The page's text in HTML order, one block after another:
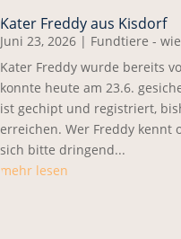
Kater Freddy aus Kisdorf
Juni 23, 2026 | Fundtiere -
Kater Freddy wurde bereits
konnte heute am 23.6.
ist gechipt und registriert,
erreichen. Wer Freddy kennt
sich bitte dringend...
mehr lesen